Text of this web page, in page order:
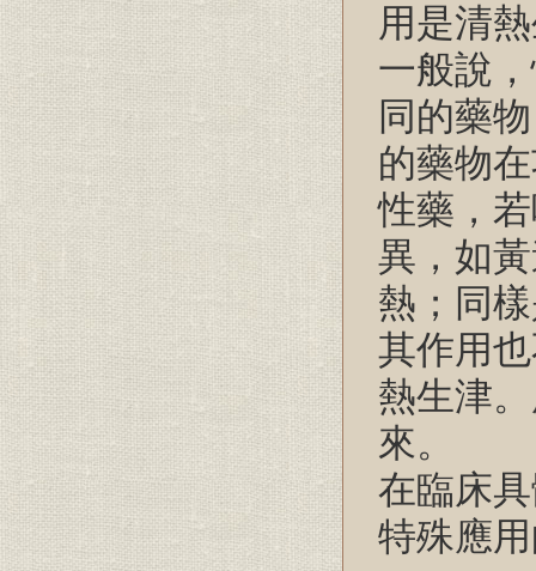
用是清
一般說
同的藥
的藥物
性藥，
異，如
熱；同
其作用
熱生津
來。
在臨床
特殊應